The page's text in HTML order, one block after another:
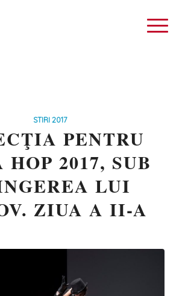
STIRI 2017
PENTRU
HOP 2017, SUB
LUI
ZIUA A II-A